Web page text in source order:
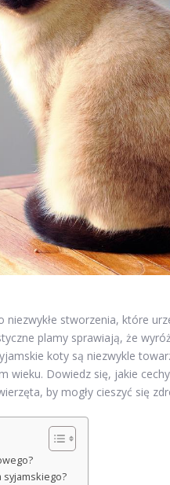
niezwykłe stworzenia, które
plamy sprawiają, że
koty są niezwykle
wieku. Dowiedz się, jakie
by mogły cieszyć się
syjamskiego?